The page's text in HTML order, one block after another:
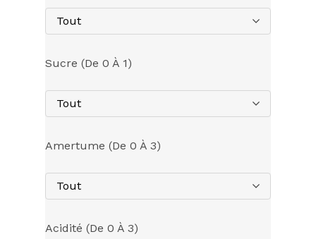
Tout
Sucre (de 0 À 1)
Tout
Amertume (de 0 À 3)
Tout
Acidité (de 0 À 3)